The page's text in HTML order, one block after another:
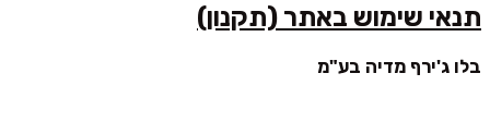
תנאי שימוש באתר (תקנון)
בלו ג'ירף מדיה בע"מ